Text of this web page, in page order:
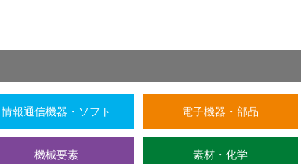
情報通信機器・ソフト 電子機器・部品
機械要素 素材・化学